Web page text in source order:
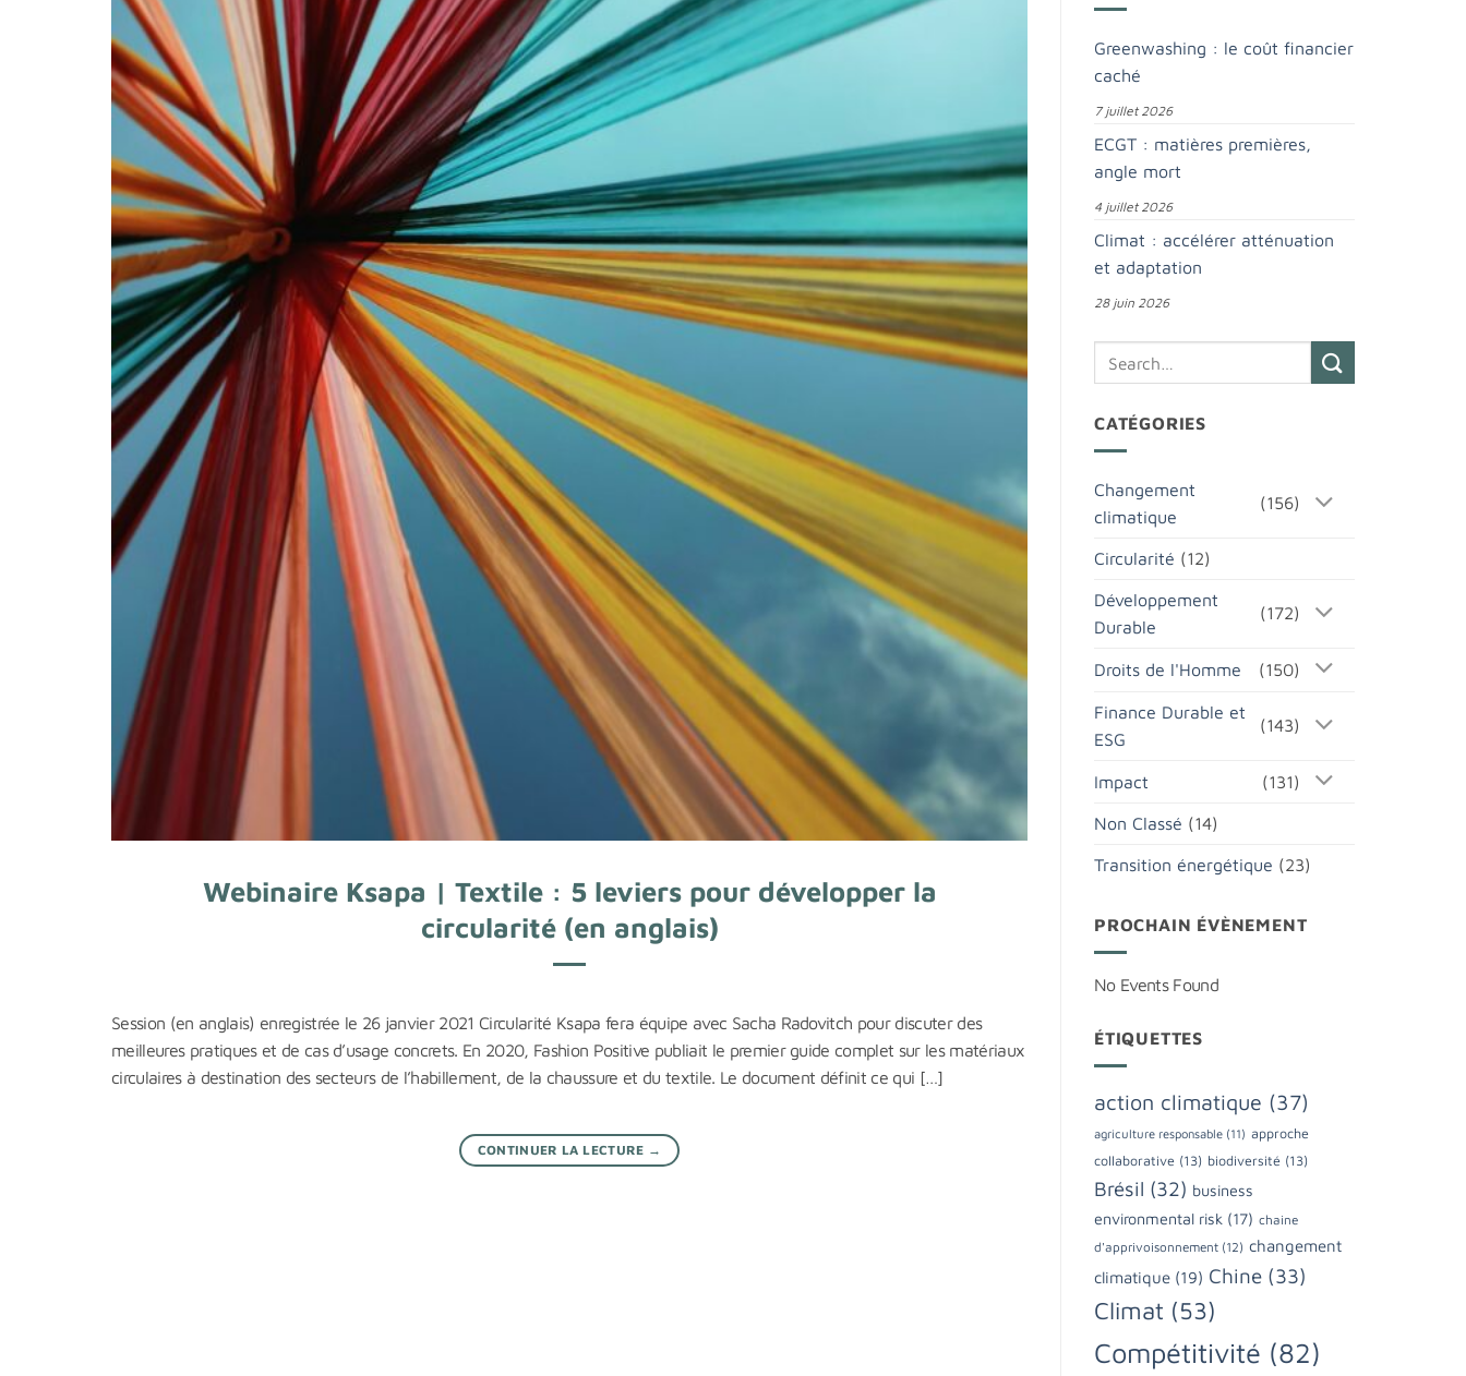
Webinaire Ksapa | Textile : 5 leviers pour développer la
circularité (en anglais)
Session (en anglais) enregistrée le 26 janvier 2021 Circularité Ksapa fera équipe avec Sacha Radovitch pour discuter des
meilleures pratiques et de cas d’usage concrets. En 2020, Fashion Positive publiait le premier guide complet sur les matériaux
circulaires à destination des secteurs de l’habillement, de la chaussure et du textile. Le document définit ce qui […]
CONTINUER LA LECTURE →
Greenwashing : le coût financier
caché
7 juillet 2026
ECGT : matières premières,
angle mort
4 juillet 2026
Climat : accélérer atténuation
et adaptation
28 juin 2026
CATÉGORIES
Changement
climatique
(156)
Circularité (12)
Développement
Durable
(172)
Droits de l'Homme (150)
Finance Durable et
ESG
(143)
Impact (131)
Non Classé (14)
Transition énergétique (23)
PROCHAIN ÉVÈNEMENT
No Events Found
ÉTIQUETTES
action climatique (37)
agriculture responsable (11) approche
collaborative (13) biodiversité (13)
Brésil (32) business
environmental risk (17) chaine
d'apprivoisonnement (12) changement
climatique (19) Chine (33)
Climat (53)
Compétitivité (82)